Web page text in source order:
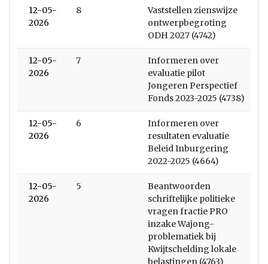
12-05-
2026
8
Vaststellen zienswijze
ontwerpbegroting
ODH 2027 (4742)
12-05-
2026
7
Informeren over
evaluatie pilot
Jongeren Perspectief
Fonds 2023-2025 (4738)
12-05-
2026
6
Informeren over
resultaten evaluatie
Beleid Inburgering
2022-2025 (4664)
12-05-
2026
5
Beantwoorden
schriftelijke politieke
vragen fractie PRO
inzake Wajong-
problematiek bij
Kwijtschelding lokale
belastingen (4763)